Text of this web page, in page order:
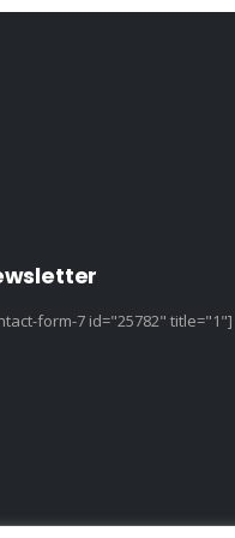
form-7 id="25782" title="1"]